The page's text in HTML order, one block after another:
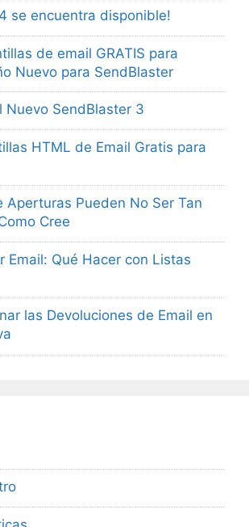
se encuentra disponible!
de email GRATIS para
Nuevo para SendBlaster
Nuevo SendBlaster 3
HTML de Email Gratis para
Aperturas Pueden No Ser Tan
Cree
Email: Qué Hacer con Listas
las Devoluciones de Email en